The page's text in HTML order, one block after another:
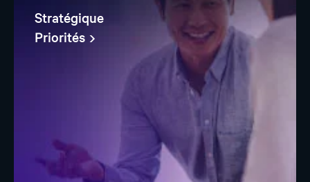
Stratégique
Priorités